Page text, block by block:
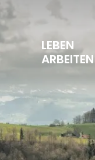
LEBEN
ARBEITEN